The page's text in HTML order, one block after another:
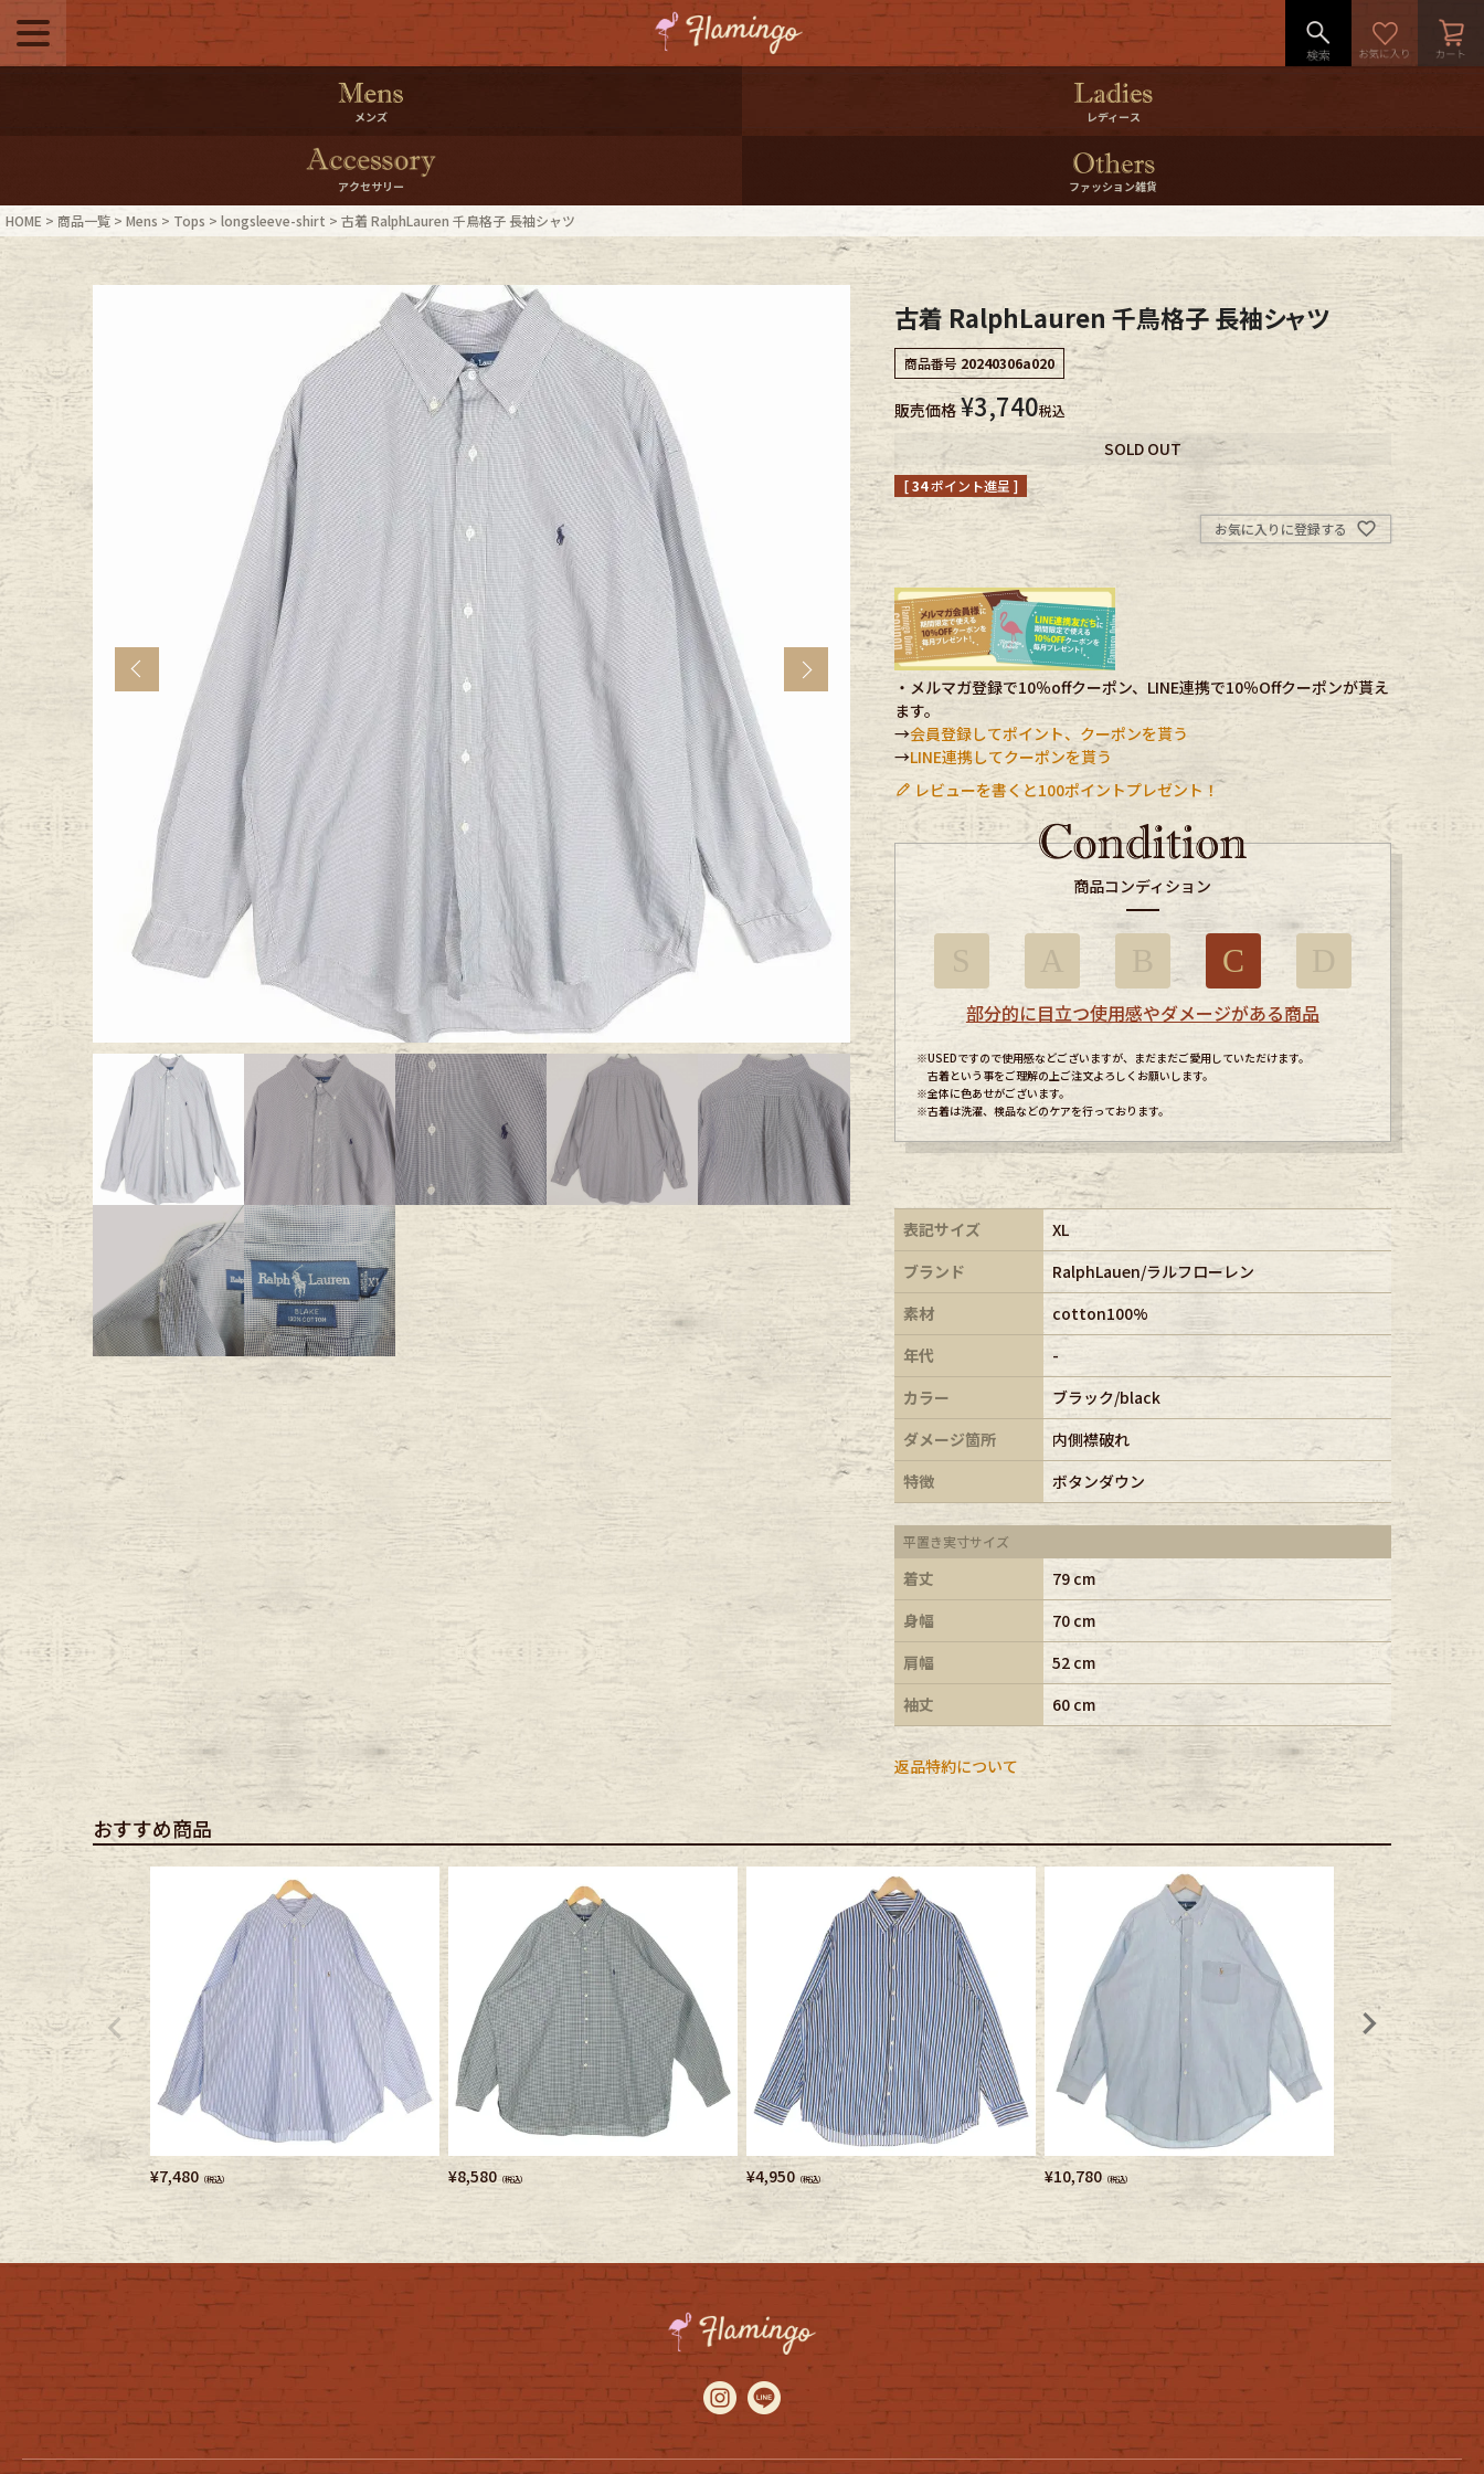
500pt＆10％Offクーポンプレゼント
10％0ffクーポンプレゼント
ログイン・会員登録 LINE ID連携
お気に入り マイページ
ご利用ガイド International Shipping
店舗紹介 特集一覧
スタッフコーディネート
年代から探す 古着卸DOCK
メンズ商品カテゴリーから探す
Outer
Fafatt
レディース商品カテゴリーから探す
Bottoms
One Piece
Fafatt Kidswear
小物・アクセサリーから探す
Eye Wear
Bag Stall・Scarf
Accessory
antique goods
FAFATT
メンズ レディース
アクセサリー ファッション雑貨
HOME 商品一覧 Mens Tops longsleeve-shirt 古着 RalphLauren 千鳥格子 長袖シャツ
Next
古着 RalphLauren 千鳥格子 長袖シャツ
商品番号 20240306a020
販売価格 ¥3,740税込
SOLD OUT
[34ポイント進呈 ]
お気に入りに登録する
・メルマガ登録で10％offクーポン、LINE連携で10％Offクーポンが貰え
ます。
→会員登録してポイント、クーポンを貰う
→LINE連携してクーポンを貰う
レビューを書くと100ポイントプレゼント！
商品コンディション
C
部分的に目立つ使用感やダメージがある商品
※USEDですので使用感などございますが、まだまだご愛用していただけます。
古着という事をご理解の上ご注文よろしくお願いします。
※全体に色あせがございます。
※古着は洗濯、検品などのケアを行っております。
表記サイズ
XL
ブランド
RalphLauen/ラルフローレン
素材
cotton100%
年代
-
カラー
ブラック/black
ダメージ箇所
内側襟破れ
特徴
ボタンダウン
平置き実寸サイズ
着丈
79 cm
身幅
70 cm
肩幅
52 cm
袖丈
60 cm
返品特約について
おすすめ商品
¥7,480 （税込） ¥8,580 （税込） ¥4,950 （税込） ¥10,780 （税込） 7,480